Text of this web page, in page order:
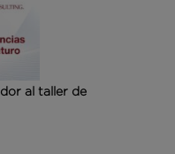
al taller de